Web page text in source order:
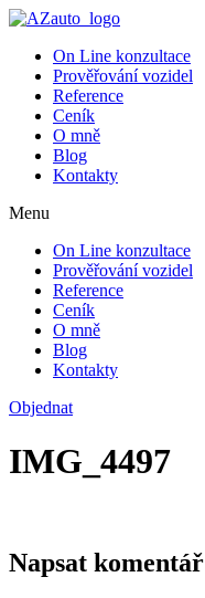
On Line konzultace
Prověřování vozidel
Reference
Ceník
O mně
Blog
Kontakty
Menu
On Line konzultace
Prověřování vozidel
Reference
Ceník
O mně
Blog
Kontakty
Objednat
IMG_4497
Napsat komentář